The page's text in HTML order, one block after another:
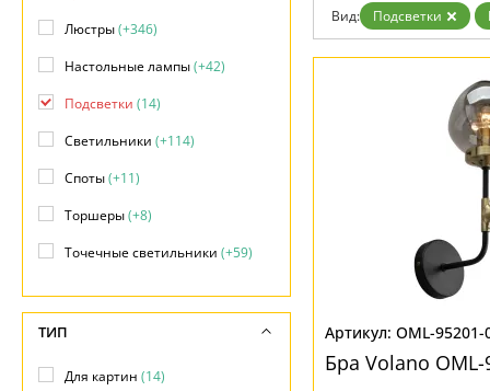
Дизайнерам
Бренды
Контакты
Вид: Подсветки
OML-95201-
Бра Volano OML-
Люстры(+346)
Настольные лампы(+42)
Подсветки (14)
Светильники (+114)
Споты(+11)
Торшеры(+8)
Точечные светильники (+59)
ТИП
Для картин (14)